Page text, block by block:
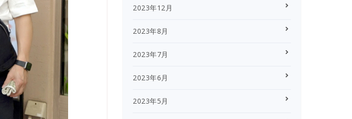
2023年12月
2023年8月
2023年7月
2023年6月
2023年5月